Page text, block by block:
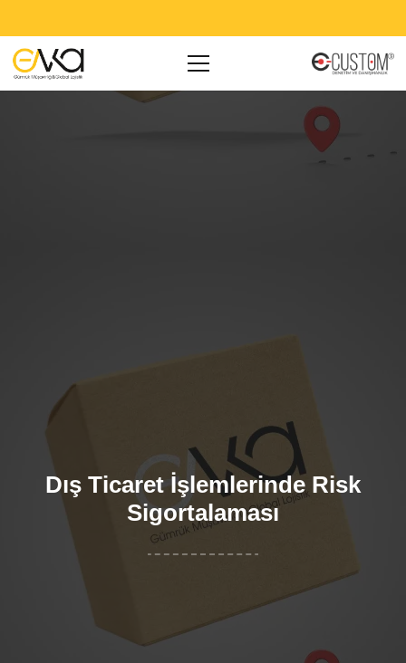
Dış Ticaret İşlemlerinde Risk
Sigortalaması